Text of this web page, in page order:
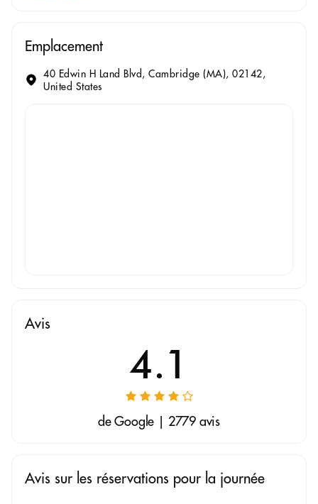
Emplacement
40 Edwin H Land Blvd, Cambridge (MA), 02142,
United States
Avis
4.1
de Google | 2779 avis
Avis sur les réservations pour la journée